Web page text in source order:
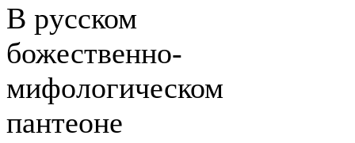
В русском
божественно-
мифологическом
пантеоне